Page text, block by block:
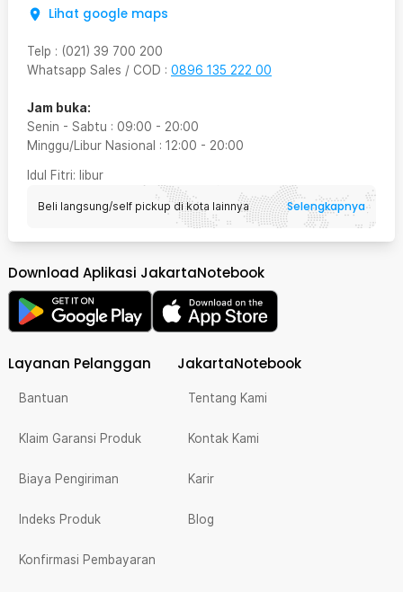
Lihat google maps
Telp : (021) 39 700 200
Whatsapp Sales / COD : 0896 135 222 00
Jam buka:
Senin - Sabtu : 09:00 - 20:00
Minggu/Libur Nasional : 12:00 - 20:00
Idul Fitri: libur
Beli langsung/self pickup di kota lainnya Selengkapnya
Download Aplikasi JakartaNotebook
Layanan Pelanggan
Bantuan
Klaim Garansi Produk
Biaya Pengiriman
Indeks Produk
Konfirmasi Pembayaran
JakartaNotebook
Tentang Kami
Kontak Kami
Karir
Blog